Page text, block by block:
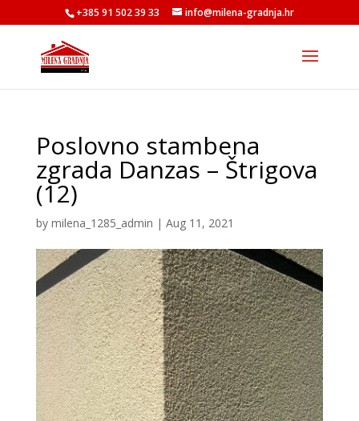
+385 91 502 39 33 info@milena-gradnja.hr
Poslovno stambena
zgrada Danzas – Štrigova
(12)
by milena_1285_admin | Aug 11, 2021